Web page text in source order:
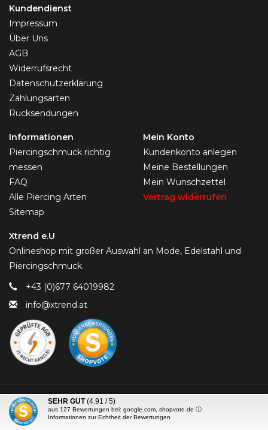
Kundendienst
Impressum
Über Uns
AGB
Widerrufsrecht
Datenschutzerklärung
Zahlungsarten
Rücksendungen
Informationen
Piercingschmuck richtig
messen
FAQ
Alle Piercing Arten
Sitemap
Mein Konto
Kundenkonto anlegen
Meine Bestellungen
Mein Wunschzettel
Vertrag widerrufen
Xtrend e.U
Onlineshop mit großer Auswahl an Mode, Edelstahl und
Piercingschmuck.
+43 (0)677 64019982
info@xtrend.at
© Copyright 2026 Piercing-Trend.com -
SEHR GUT (4.91 / 5)
aus 127 Bewertungen bei: google.com, shopvote.de ⓘ
Informationen zur Echtheit der Bewertungen